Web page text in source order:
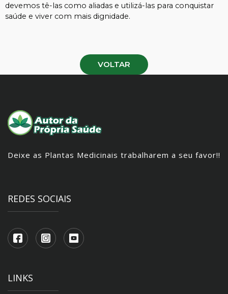
devemos tê-las como aliadas e utilizá-las para conquistar
saúde e viver com mais dignidade.
VOLTAR
Deixe as Plantas Medicinais trabalharem a seu favor!!
REDES SOCIAIS
LINKS